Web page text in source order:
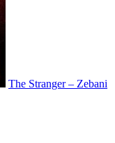
The Stranger – Zebani